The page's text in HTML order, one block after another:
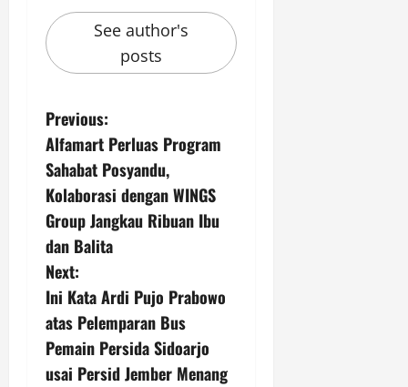
See author's
posts
P
o
s
t
n
a
v
Previous:
Alfamart Perluas Program
Sahabat Posyandu,
Kolaborasi dengan WINGS
Group Jangkau Ribuan Ibu
dan Balita
Next:
Ini Kata Ardi Pujo Prabowo
atas Pelemparan Bus
Pemain Persida Sidoarjo
usai Persid Jember Menang